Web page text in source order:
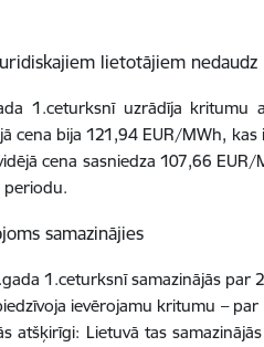
lietotājiem nedaudz
1.ceturksnī uzrādīja kritumu
cena bija 121,94 EUR/MWh, kas
cena sasniedza 107,66 EUR/
periodu.
samazinājies
1.ceturksnī samazinājās par
ievērojamu kritumu – par
atšķirīgi: Lietuvā tas